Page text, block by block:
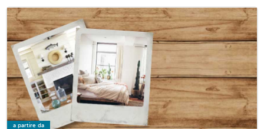
a partire da